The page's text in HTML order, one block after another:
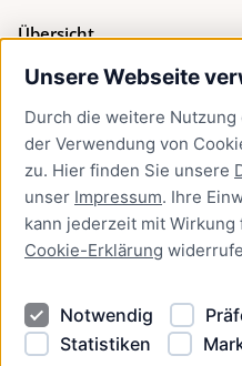
Unsere Webseite
Durch die weitere
der Verwendung von
zu. Hier finden Sie unsere
unser Impressum. Ihre
kann jederzeit mit
Cookie-Erklärung
Notwendig
Statistiken
Übersicht
Bürgerservice
Presse
Newsletter Lübeck:kompakt
Kontakt
Kontakt
Datenschutzhinweise
Barrierefreiheit